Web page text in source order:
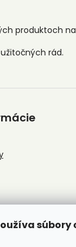
súbory
produktoch